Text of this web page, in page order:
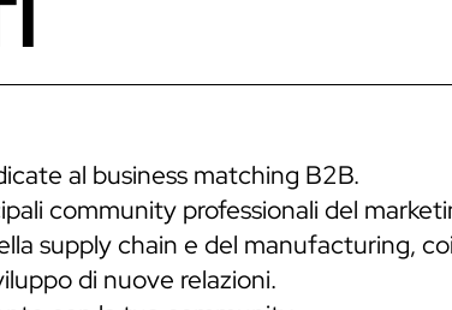
al business matching B2B.
community professionali del
supply chain e del manufacturing,
di nuove relazioni.